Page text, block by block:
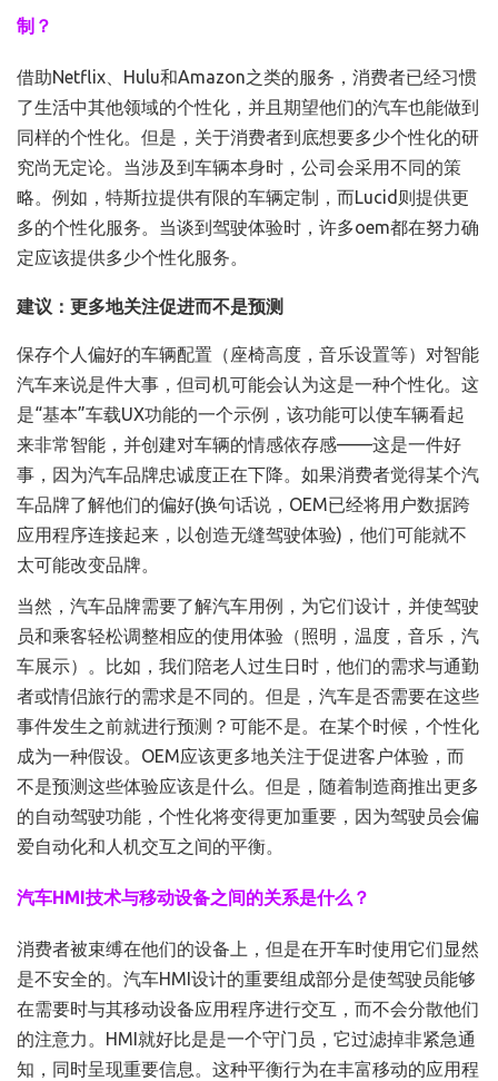
制？
借助Netflix、Hulu和Amazon之类的服务，消费者已经习惯
了生活中其他领域的个性化，并且期望他们的汽车也能做到
同样的个性化。但是，关于消费者到底想要多少个性化的研
究尚无定论。当涉及到车辆本身时，公司会采用不同的策
略。例如，特斯拉提供有限的车辆定制，而Lucid则提供更
多的个性化服务。当谈到驾驶体验时，许多oem都在努力确
定应该提供多少个性化服务。
建议：更多地关注促进而不是预测
保存个人偏好的车辆配置（座椅高度，音乐设置等）对智能
汽车来说是件大事，但司机可能会认为这是一种个性化。这
是“基本”车载UX功能的一个示例，该功能可以使车辆看起
来非常智能，并创建对车辆的情感依存感——这是一件好
事，因为汽车品牌忠诚度正在下降。如果消费者觉得某个汽
车品牌了解他们的偏好(换句话说，OEM已经将用户数据跨
应用程序连接起来，以创造无缝驾驶体验)，他们可能就不
太可能改变品牌。
当然，汽车品牌需要了解汽车用例，为它们设计，并使驾驶
员和乘客轻松调整相应的使用体验（照明，温度，音乐，汽
车展示）。比如，我们陪老人过生日时，他们的需求与通勤
者或情侣旅行的需求是不同的。但是，汽车是否需要在这些
事件发生之前就进行预测？可能不是。在某个时候，个性化
成为一种假设。OEM应该更多地关注于促进客户体验，而
不是预测这些体验应该是什么。但是，随着制造商推出更多
的自动驾驶功能，个性化将变得更加重要，因为驾驶员会偏
爱自动化和人机交互之间的平衡。
汽车HMI技术与移动设备之间的关系是什么？
消费者被束缚在他们的设备上，但是在开车时使用它们显然
是不安全的。汽车HMI设计的重要组成部分是使驾驶员能够
在需要时与其移动设备应用程序进行交互，而不会分散他们
的注意力。HMI就好比是是一个守门员，它过滤掉非紧急通
知，同时呈现重要信息。这种平衡行为在丰富移动的应用程